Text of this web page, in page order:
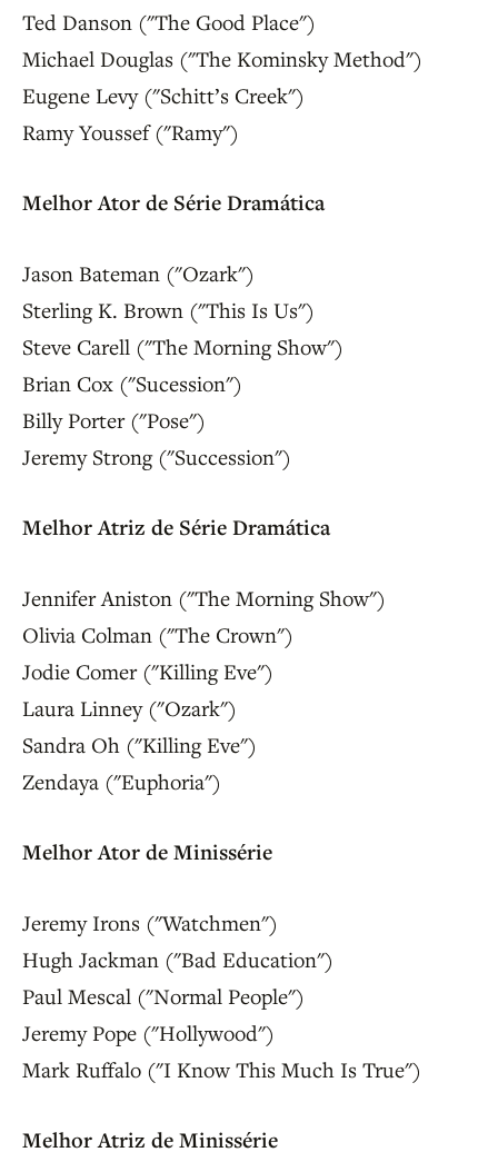
Ted Danson ("The Good Place")
Michael Douglas ("The Kominsky Method")
Eugene Levy ("Schitt’s Creek")
Ramy Youssef ("Ramy")
Melhor Ator de Série Dramática
Jason Bateman ("Ozark")
Sterling K. Brown ("This Is Us")
Steve Carell ("The Morning Show")
Brian Cox ("Sucession")
Billy Porter ("Pose")
Jeremy Strong ("Succession")
Melhor Atriz de Série Dramática
Jennifer Aniston ("The Morning Show")
Olivia Colman ("The Crown")
Jodie Comer ("Killing Eve")
Laura Linney ("Ozark")
Sandra Oh ("Killing Eve")
Zendaya ("Euphoria")
Melhor Ator de Minissérie
Jeremy Irons ("Watchmen")
Hugh Jackman ("Bad Education")
Paul Mescal ("Normal People")
Jeremy Pope ("Hollywood")
Mark Ruffalo ("I Know This Much Is True")
Melhor Atriz de Minissérie